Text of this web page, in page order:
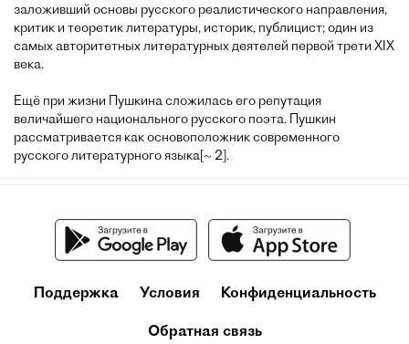
заложивший основы русского реалистического направления,
критик и теоретик литературы, историк, публицист; один из
самых авторитетных литературных деятелей первой трети XIX
века.
Ещё при жизни Пушкина сложилась его репутация
величайшего национального русского поэта. Пушкин
рассматривается как основоположник современного
русского литературного языка[~ 2].
Поддержка Условия Конфиденциальность
Обратная связь